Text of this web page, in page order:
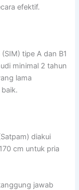
efektif.
tipe A dan B1
minimal 2 tahun
lama
diakui
cm untuk pria
jawab